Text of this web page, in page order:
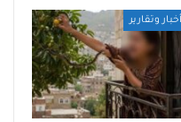
أخبار وتقارير